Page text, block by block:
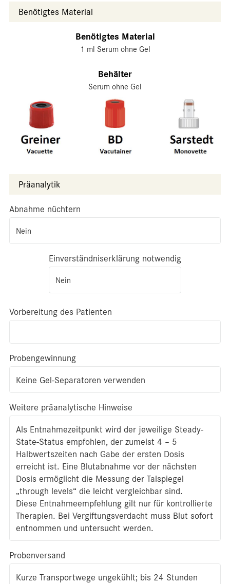
Benötigtes Material
Benötigtes Material
1 ml Serum ohne Gel
Behälter
Serum ohne Gel
Präanalytik
Abnahme nüchtern
Nein
Einverständniserklärung notwendig
Nein
Vorbereitung des Patienten
Probengewinnung
Keine Gel-Separatoren verwenden
Weitere präanalytische Hinweise
Als Entnahmezeitpunkt wird der jeweilige Steady-
State-Status empfohlen, der zumeist 4 – 5
Halbwertszeiten nach Gabe der ersten Dosis
erreicht ist. Eine Blutabnahme vor der nächsten
Dosis ermöglicht die Messung der Talspiegel
„through levels“ die leicht vergleichbar sind.
Diese Entnahmeempfehlung gilt nur für kontrollierte
Therapien. Bei Vergiftungsverdacht muss Blut sofort
entnommen und untersucht werden.
Probenversand
Kurze Transportwege ungekühlt; bis 24 Stunden